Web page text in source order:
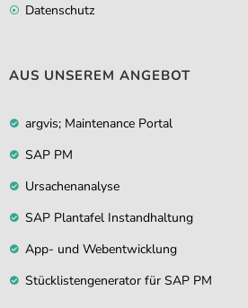
Datenschutz
AUS UNSEREM ANGEBOT
argvis; Maintenance Portal
SAP PM
Ursachenanalyse
SAP Plantafel Instandhaltung
App- und Webentwicklung
Stücklistengenerator für SAP PM